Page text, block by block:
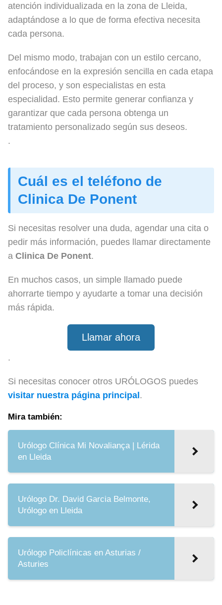
atención individualizada en la zona de Lleida,
adaptándose a lo que de forma efectiva necesita
cada persona.
Del mismo modo, trabajan con un estilo cercano,
enfocándose en la expresión sencilla en cada etapa
del proceso, y son especialistas en esta
especialidad. Esto permite generar confianza y
garantizar que cada persona obtenga un
tratamiento personalizado según sus deseos.
.
Cuál es el teléfono de
Clinica De Ponent
Si necesitas resolver una duda, agendar una cita o
pedir más información, puedes llamar directamente
a Clinica De Ponent.
En muchos casos, un simple llamado puede
ahorrarte tiempo y ayudarte a tomar una decisión
más rápida.
Llamar ahora
.
Si necesitas conocer otros URÓLOGOS puedes
visitar nuestra página principal .
Mira también:
Urólogo Clínica Mi Novaliança | Lérida
en Lleida
Urólogo Dr. David Garcia Belmonte,
Urólogo en Lleida
Urólogo Policlínicas en Asturias /
Asturies